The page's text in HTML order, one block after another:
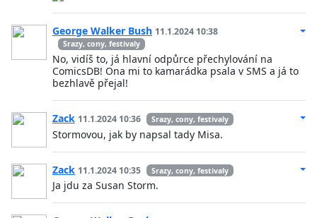
George Walker Bush 11.1.2024 10:38
Srazy, cony, festivaly
No, vidíš to, já hlavní odpůrce přechylování na
ComicsDB! Ona mi to kamarádka psala v SMS a já to
bezhlavě přejal!
Zack 11.1.2024 10:36 Srazy, cony, festivaly
Stormovou, jak by napsal tady Misa.
Zack 11.1.2024 10:35 Srazy, cony, festivaly
Ja jdu za Susan Storm.